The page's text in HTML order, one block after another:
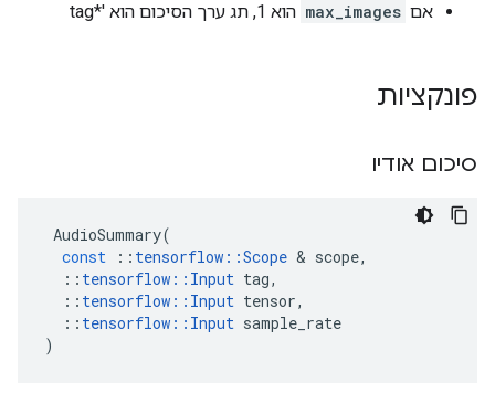
אם max_images הוא 1, תג ערך הסיכום הוא '*tag
פונקציות
סיכום אודיו
AudioSummary(
const
:: tensorflow ::Scope & scope,
:: tensorflow :: Input tag,
:: tensorflow :: Input tensor,
:: tensorflow :: Input sample_rate
)